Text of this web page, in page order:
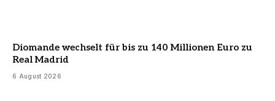
Diomande wechselt für bis zu 140 Millionen Euro zu
Real Madrid
6 August 2026